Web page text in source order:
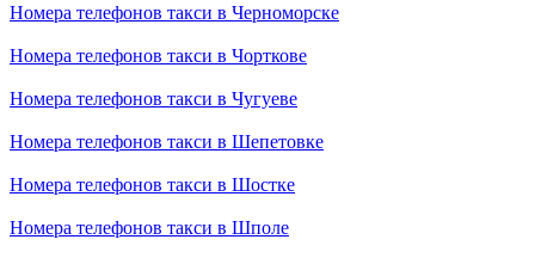
Номера телефонов такси в Черноморске
Номера телефонов такси в Чорткове
Номера телефонов такси в Чугуеве
Номера телефонов такси в Шепетовке
Номера телефонов такси в Шостке
Номера телефонов такси в Шполе